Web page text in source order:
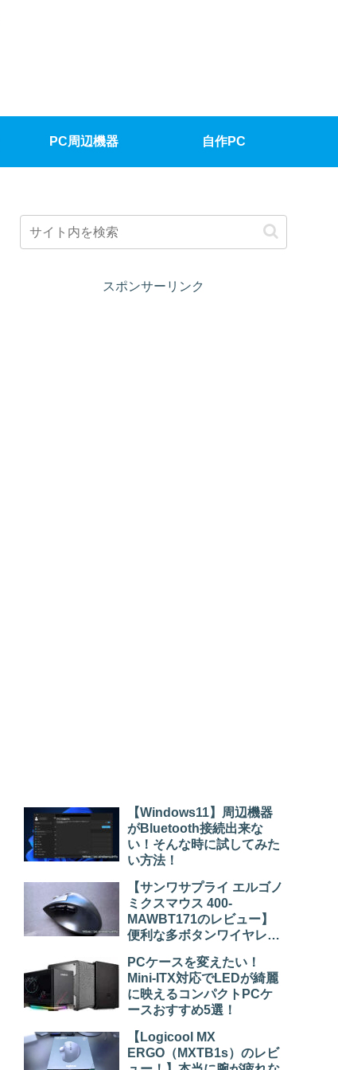
PC周辺機器 自作PC
スポンサーリンク
【Windows11】周辺機器
がBluetooth接続出来な
い！そんな時に試してみた
い方法！
【サンワサプライ エルゴノ
ミクスマウス 400-
MAWBT171のレビュー】
便利な多ボタンワイヤレス
PCケースを変えたい！
Mini-ITX対応でLEDが綺麗
に映えるコンパクトPCケ
ースおすすめ5選！
【Logicool MX
ERGO（MXTB1s）のレビ